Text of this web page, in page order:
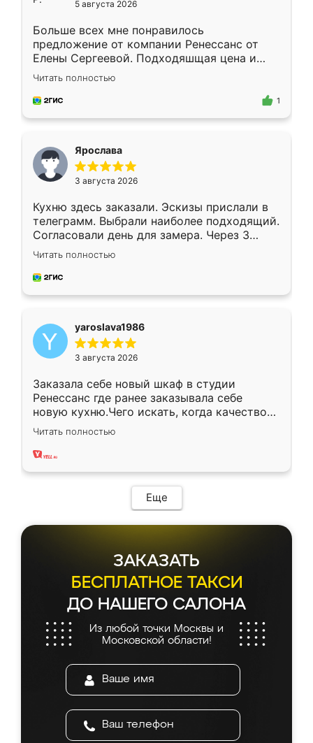
5 августа 2026
Больше всех мне понравилось
предложение от компании Ренессанс от
Елены Сергеевой. Подходяшщая цена и
короткие сроки изготовления. Приехавший
для замера сотрудник Владислав
предложил по моему эскизу самый
Читать полностью
1
Ярослава
3 августа 2026
Кухню здесь заказали. Эскизы прислали в
телеграмм. Выбрали наиболее подходящий.
Согласовали день для замера. Через 3
недели кухня была уже готова. Остались
довольны работой. Спасибо Ренессанс
мебель за качественную работу!
Читать полностью
yaroslava1986
3 августа 2026
Заказала себе новый шкаф в студии
Ренессанс где ранее заказывала себе
новую кухню.Чего искать, когда качеством
вполне довольна. Служит кухня уже почти
два года, нареканий нет.
Читать полностью
Еще
ЗАКАЗАТЬ
БЕСПЛАТНОЕ ТАКСИ
ДО НАШЕГО САЛОНА
Из любой точки Москвы и
Московской области!